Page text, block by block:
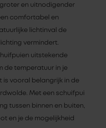
en uitnodigender
comfortabel en
lichtinval de
vermindert.
uitstekende
de temperatuur in je
is vooral belangrijk in de
Met een schuifpui
tussen binnen en buiten,
en je de mogelijkheid